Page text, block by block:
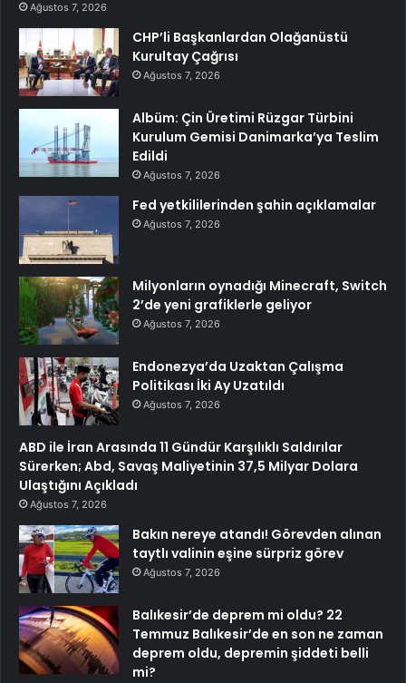
Ağustos 7, 2026
CHP’li Başkanlardan Olağanüstü
Kurultay Çağrısı
Ağustos 7, 2026
Albüm: Çin Üretimi Rüzgar Türbini
Kurulum Gemisi Danimarka’ya Teslim
Edildi
Ağustos 7, 2026
Fed yetkililerinden şahin açıklamalar
Ağustos 7, 2026
Milyonların oynadığı Minecraft, Switch
2’de yeni grafiklerle geliyor
Ağustos 7, 2026
Endonezya’da Uzaktan Çalışma
Politikası İki Ay Uzatıldı
Ağustos 7, 2026
ABD ile İran Arasında 11 Gündür Karşılıklı Saldırılar
Sürerken; Abd, Savaş Maliyetinin 37,5 Milyar Dolara
Ulaştığını Açıkladı
Ağustos 7, 2026
Bakın nereye atandı! Görevden alınan
taytlı valinin eşine sürpriz görev
Ağustos 7, 2026
Balıkesir’de deprem mi oldu? 22
Temmuz Balıkesir’de en son ne zaman
deprem oldu, depremin şiddeti belli
mi?